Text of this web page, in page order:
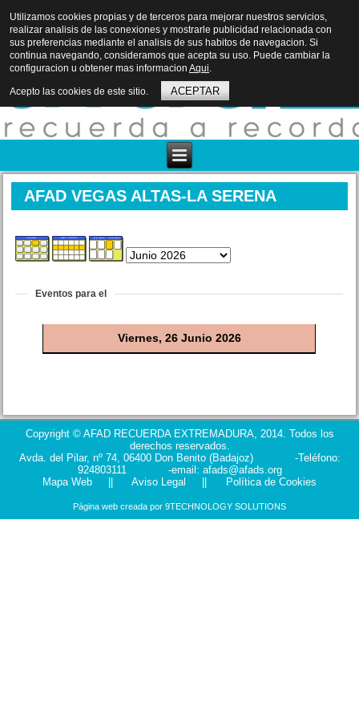
AFAD VEGAS ALTAS-LA SERENA
Eventos para el
Viernes, 26 Junio 2026
Copyright © AFAD RECUERDA EXTREMADURA, 2014. Todos los
derechos reservados.
Avda. del Pilar, nº 74, 06400 Don Benito (Badajoz) -Teléfono:
924803111 -email: afads@afads.org
Mapa Web
Aviso Legal Política de Cookies
Página web creada por 9TECHNOLOGY SOLUTIONS
Utilizamos cookies propias y de terceros para mejorar nuestros servicios,
realizar analisis de las conexiones y mostrarle publicidad relacionada con
sus preferencias mediante el analisis de sus habitos de navegacion. Si
continua navegando, consideramos que acepta su uso. Puede cambiar la
configuracion u obtener mas informacion Aqui.
Acepto las cookies de este sitio. ACEPTAR